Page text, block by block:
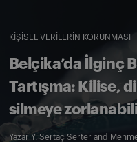
KIŞISEL VERILERIN KORUNMASI
Belçika’da İlginç
Tartışma: Kilise,
silmeye
Yazar Y. Sertaç Serter and